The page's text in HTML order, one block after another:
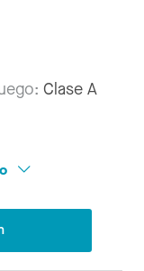
Clase A